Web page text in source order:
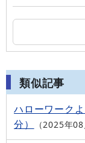
類似記事
ハローワーク
分）
2025年08